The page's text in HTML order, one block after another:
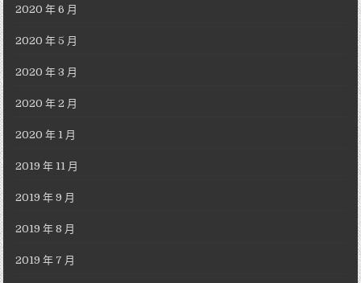
2020 年 6 月
2020 年 5 月
2020 年 3 月
2020 年 2 月
2020 年 1 月
2019 年 11 月
2019 年 9 月
2019 年 8 月
2019 年 7 月